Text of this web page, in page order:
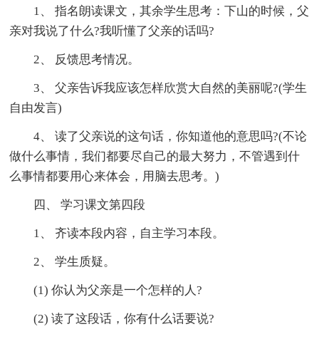
1、 指名朗读课文，其余学生思考：下山的时候，父
亲对我说了什么?我听懂了父亲的话吗?
2、 反馈思考情况。
3、 父亲告诉我应该怎样欣赏大自然的美丽呢?(学生
自由发言)
4、 读了父亲说的这句话，你知道他的意思吗?(不论
做什么事情，我们都要尽自己的最大努力，不管遇到什
么事情都要用心来体会，用脑去思考。)
四、 学习课文第四段
1、 齐读本段内容，自主学习本段。
2、 学生质疑。
(1) 你认为父亲是一个怎样的人?
(2) 读了这段话，你有什么话要说?